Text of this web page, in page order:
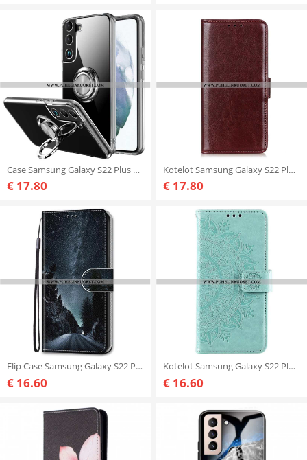
Case Samsung Galaxy S22 Plus 5G Läpinäkyvä Rengastuki
€ 17.80
Kotelot Samsung Galaxy S22 Plus 5G Frozen Finesse
€ 17.80
Flip Case Samsung Galaxy S22 Plus 5G Salaperäinen Luonto
€ 16.60
Kotelot Samsung Galaxy S22 Plus 5G Auringon Mandala
€ 16.60